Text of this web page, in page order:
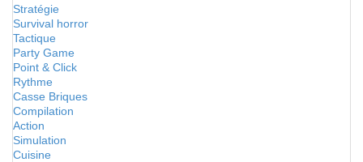
Stratégie
Survival horror
Tactique
Party Game
Point & Click
Rythme
Casse Briques
Compilation
Action
Simulation
Cuisine